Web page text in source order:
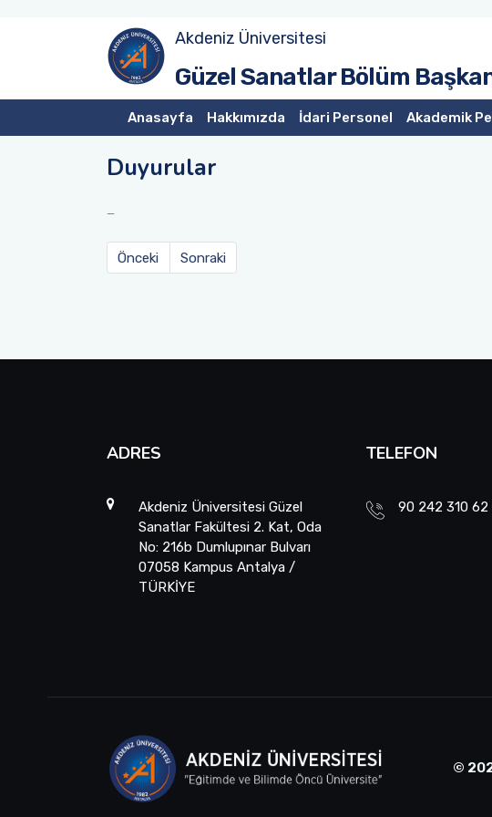
Akdeniz Üniversitesi
Güzel Sanatlar Bölüm
Anasayfa Hakkımızda İdari Personel Akademik
Duyurular
Önceki Sonraki
ADRES
Akdeniz Üniversitesi Güzel
Sanatlar Fakültesi 2. Kat, Oda
No: 216b Dumlupınar Bulvarı
07058 Kampus Antalya /
TÜRKİYE
TELEFON
90 242 310 62
©
Talep, Şikayet ve Öneri Formu